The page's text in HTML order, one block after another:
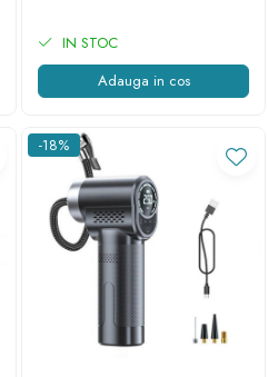
IN STOC
Adauga in cos
-18%